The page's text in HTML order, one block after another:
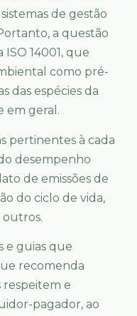
de gestão
a questão
14001, que
como pré-
das espécies da
em geral.
pertinentes à cada
desempenho
de emissões de
do ciclo de vida,
e guias que
recomenda
respeitem e
pagador, ao